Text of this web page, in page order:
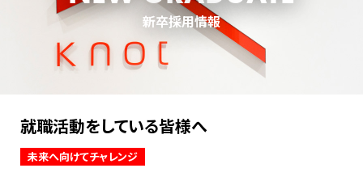
新卒採用情報
就職活動をしている皆様へ
未来へ向けてチャレンジ